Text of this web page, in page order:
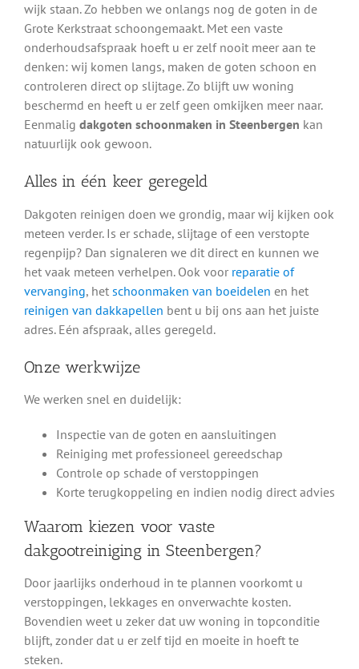
wijk staan. Zo hebben we onlangs nog de goten in de
Grote Kerkstraat schoongemaakt. Met een vaste
onderhoudsafspraak hoeft u er zelf nooit meer aan te
denken: wij komen langs, maken de goten schoon en
controleren direct op slijtage. Zo blijft uw woning
beschermd en heeft u er zelf geen omkijken meer naar.
Eenmalig dakgoten schoonmaken in Steenbergen kan
natuurlijk ook gewoon.
Alles in één keer geregeld
Dakgoten reinigen doen we grondig, maar wij kijken ook
meteen verder. Is er schade, slijtage of een verstopte
regenpijp? Dan signaleren we dit direct en kunnen we
het vaak meteen verhelpen. Ook voor reparatie of
vervanging, het schoonmaken van boeidelen en het
reinigen van dakkapellen bent u bij ons aan het juiste
adres. Eén afspraak, alles geregeld.
Onze werkwijze
We werken snel en duidelijk:
Inspectie van de goten en aansluitingen
Reiniging met professioneel gereedschap
Controle op schade of verstoppingen
Korte terugkoppeling en indien nodig direct advies
Waarom kiezen voor vaste
dakgootreiniging in Steenbergen?
Door jaarlijks onderhoud in te plannen voorkomt u
verstoppingen, lekkages en onverwachte kosten.
Bovendien weet u zeker dat uw woning in topconditie
blijft, zonder dat u er zelf tijd en moeite in hoeft te
steken.